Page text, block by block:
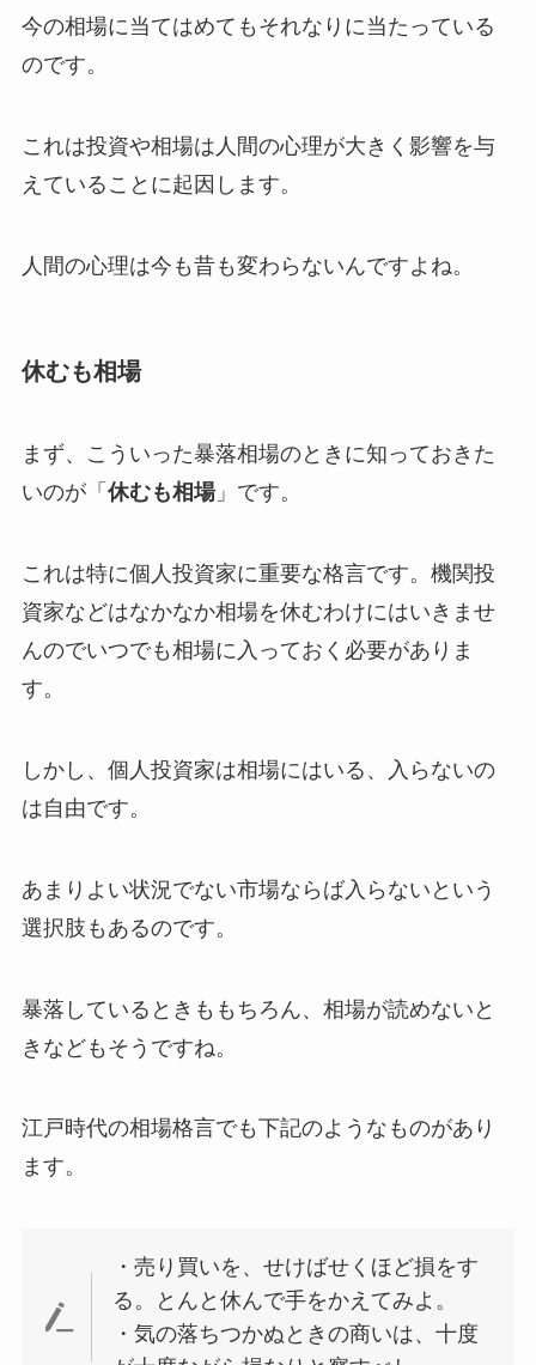
今の相場に当てはめてもそれなりに当たっている
のです。
これは投資や相場は人間の心理が大きく影響を与
えていることに起因します。
人間の心理は今も昔も変わらないんですよね。
休むも相場
まず、こういった暴落相場のときに知っておきた
いのが「 休むも相場」です。
これは特に個人投資家に重要な格言です。機関投
資家などはなかなか相場を休むわけにはいきませ
んのでいつでも相場に入っておく必要がありま
す。
しかし、個人投資家は相場にはいる、入らないの
は自由です。
あまりよい状況でない市場ならば入らないという
選択肢もあるのです。
暴落しているときももちろん、相場が読めないと
きなどもそうですね。
江戸時代の相場格言でも下記のようなものがあり
ます。
・売り買いを、せけばせくほど損をす
る。とんと休んで手をかえてみよ。
・気の落ちつかぬときの商いは、十度